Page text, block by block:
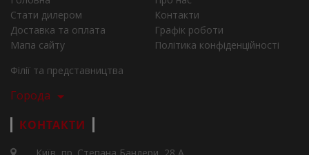
Стати дилером
Контакти
Доставка та оплата
Графік роботи
Мапа сайту
Політика конфіденційності
Філії та представництва
Города
КОНТАКТИ